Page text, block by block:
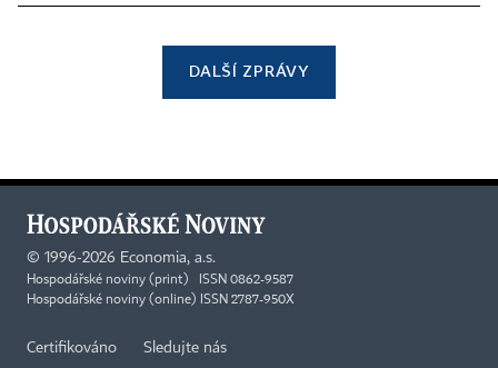
DALŠÍ ZPRÁVY
© 1996-2026 Economia, a.s.
Hospodářské noviny (print) ISSN 0862-9587
Hospodářské noviny (online) ISSN 2787-950X
Certifikováno Sledujte nás